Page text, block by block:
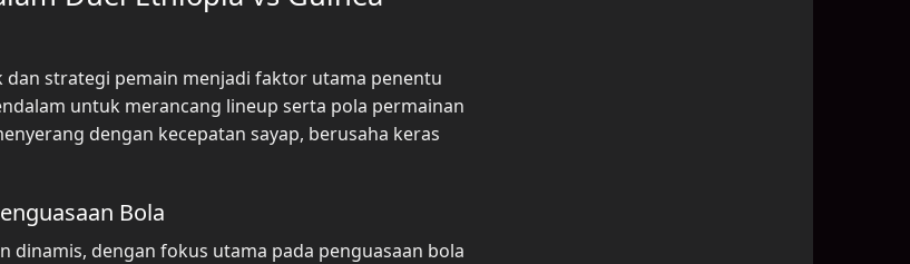
strategi pemain menjadi faktor utama penentu
untuk merancang lineup serta pola permainan
dengan kecepatan sayap, berusaha keras
Bola
dinamis, dengan fokus utama pada penguasaan bola